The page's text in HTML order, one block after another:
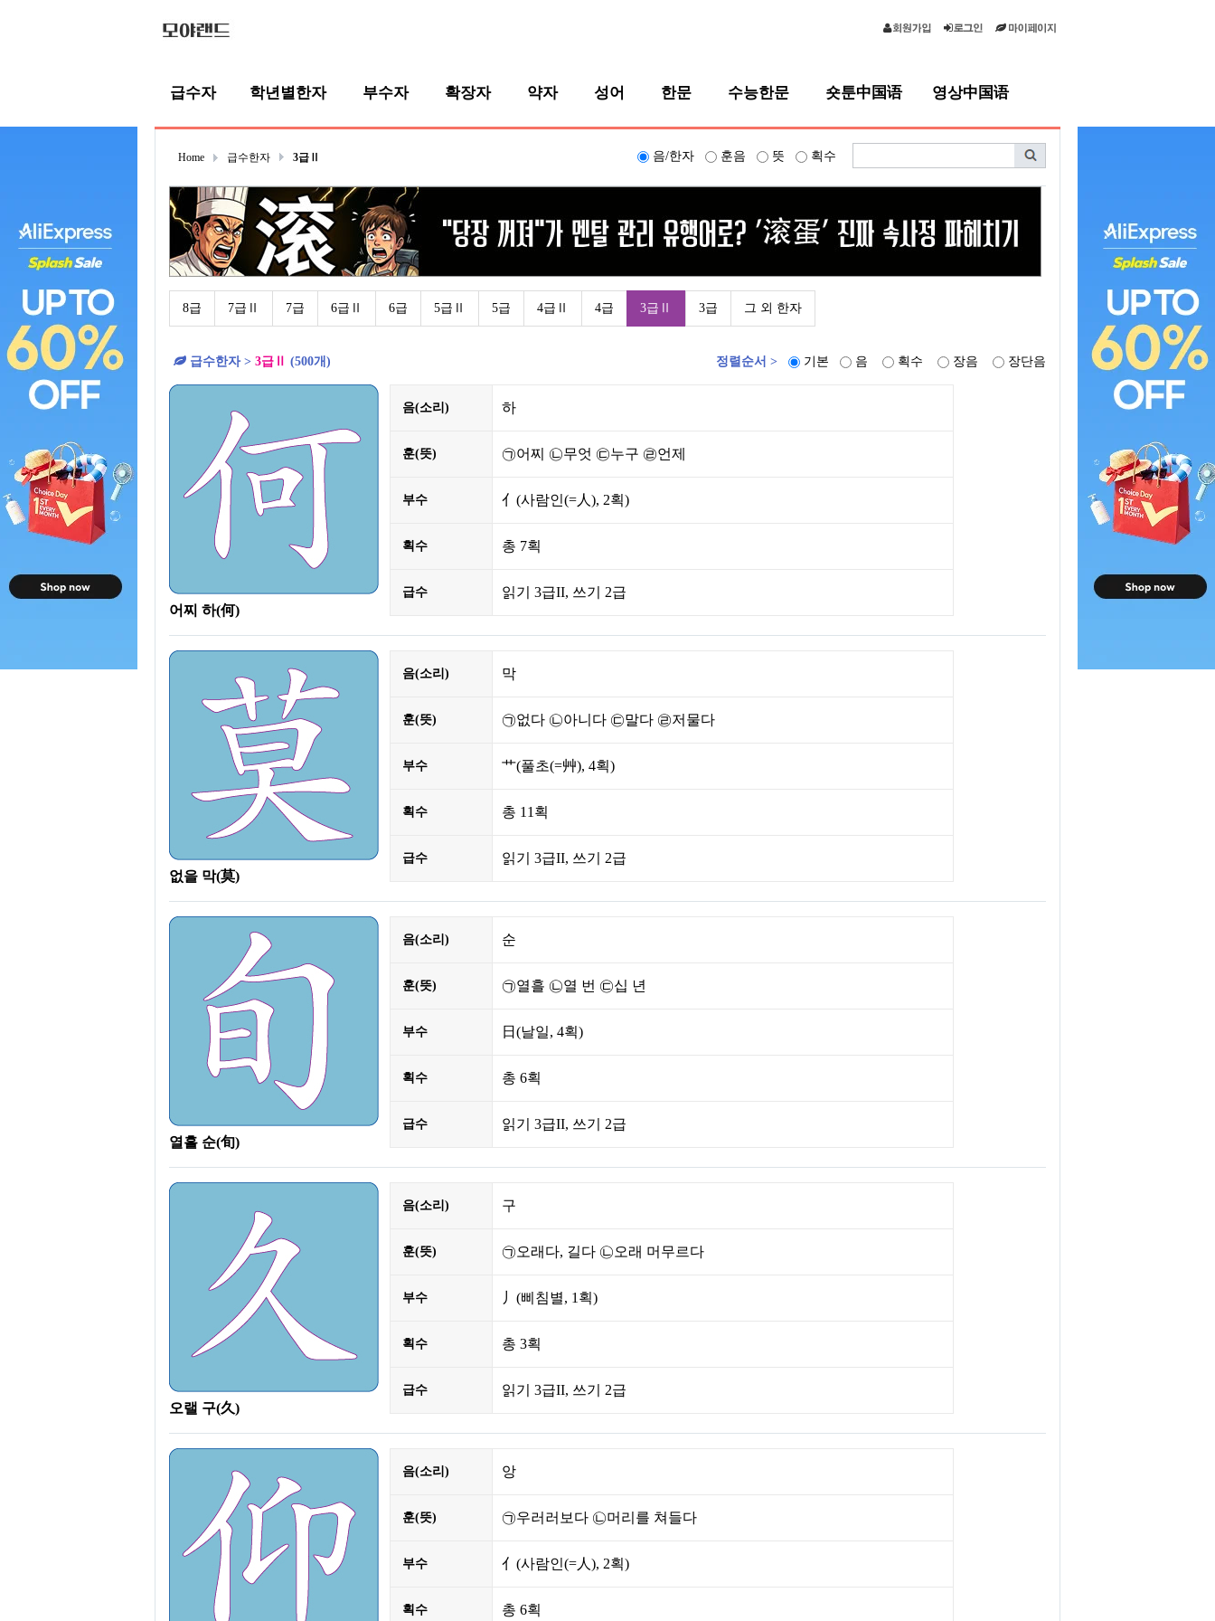
급수자 학년별한자 부수자 확장자 약자 성어 한문 수능한문 숏툰中国语 영상中国语
Home 급수한자 3급Ⅱ 음/한자 훈음 뜻 획수
8급 7급Ⅱ 7급 6급Ⅱ 6급 5급Ⅱ 5급 4급Ⅱ 4급 3급Ⅱ 3급 그 외 한자
급수한자 > 3급Ⅱ (500개) 정렬순서 > 기본 음 획수 장음 장단음
어찌 하(何)
음(소리) 하
훈(뜻) ㉠어찌 ㉡무엇 ㉢누구 ㉣언제
부수 亻 (사람인(=人), 2획)
획수 총 7획
급수 읽기 3급II, 쓰기 2급
없을 막(莫)
음(소리) 막
훈(뜻) ㉠없다 ㉡아니다 ㉢말다 ㉣저물다
부수 艹(풀초(=艸), 4획)
획수 총 11획
급수 읽기 3급II, 쓰기 2급
열흘 순(旬)
음(소리) 순
훈(뜻) ㉠열흘 ㉡열 번 ㉢십 년
부수 日 (날일, 4획)
획수 총 6획
급수 읽기 3급II, 쓰기 2급
오랠 구(久)
음(소리) 구
훈(뜻) ㉠오래다, 길다 ㉡오래 머무르다
부수 丿 (삐침별, 1획)
획수 총 3획
급수 읽기 3급II, 쓰기 2급
음(소리) 앙
훈(뜻) ㉠우러러보다 ㉡머리를 쳐들다
부수 亻 (사람인(=人), 2획)
획수 총 6획